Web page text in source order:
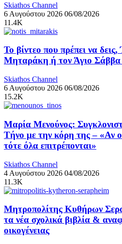
Skiathos Channel
6 Αυγούστου 2026 06/08/2026
11.4K
Το βίντεο που πρέπει να
Μηταράκη ή τον Άγιο Σάββα
Skiathos Channel
6 Αυγούστου 2026 06/08/2026
15.2K
Μαρία Μενούνος:
Τήνο με την κόρη της – «Αν
τότε όλα επιτρέπονται»
Skiathos Channel
4 Αυγούστου 2026 04/08/2026
11.3K
Μητροπολίτης Κυθήρων
τα νέα σχολικά βιβλία &
οικογένειας